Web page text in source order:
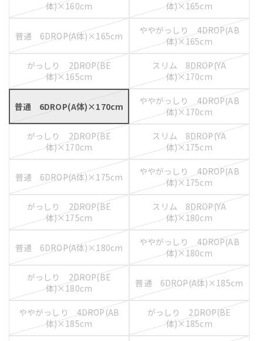
体)×160cm
体)×165cm
普通 6DROP(A体)×165cm
ややがっしり 4DROP(AB
体)×165cm
がっしり 2DROP(BE
体)×165cm
スリム 8DROP(YA
体)×170cm
普通 6DROP(A体)×170cm
ややがっしり 4DROP(AB
体)×170cm
がっしり 2DROP(BE
体)×170cm
スリム 8DROP(YA
体)×175cm
普通 6DROP(A体)×175cm
ややがっしり 4DROP(AB
体)×175cm
がっしり 2DROP(BE
体)×175cm
スリム 8DROP(YA
体)×180cm
普通 6DROP(A体)×180cm
ややがっしり 4DROP(AB
体)×180cm
がっしり 2DROP(BE
体)×180cm
普通 6DROP(A体)×185cm
ややがっしり 4DROP(AB
体)×185cm
がっしり 2DROP(BE
体)×185cm